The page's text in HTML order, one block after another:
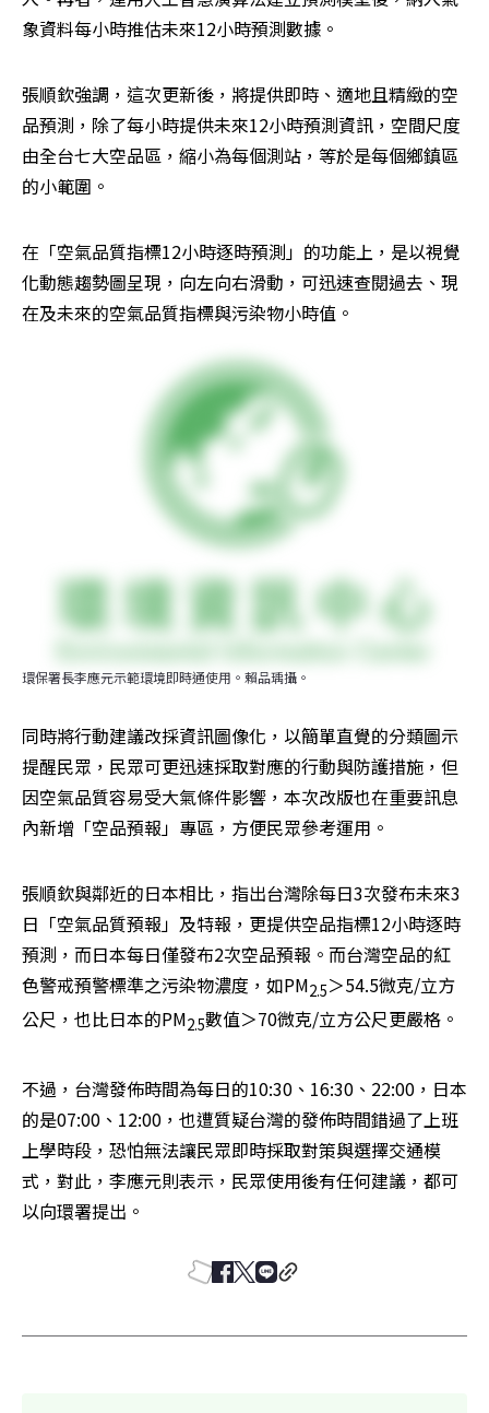
象資料每小時推估未來12小時預測數據。
張順欽強調，這次更新後，將提供即時、適地且精緻的空
品預測，除了每小時提供未來12小時預測資訊，空間尺度
由全台七大空品區，縮小為每個測站，等於是每個鄉鎮區
的小範圍。
在「空氣品質指標12小時逐時預測」的功能上，是以視覺
化動態趨勢圖呈現，向左向右滑動，可迅速查閱過去、現
在及未來的空氣品質指標與污染物小時值。
環保署長李應元示範環境即時通使用。賴品瑀攝。
同時將行動建議改採資訊圖像化，以簡單直覺的分類圖示
提醒民眾，民眾可更迅速採取對應的行動與防護措施，但
因空氣品質容易受大氣條件影響，本次改版也在重要訊息
內新增「空品預報」專區，方便民眾參考運用。
張順欽與鄰近的日本相比，指出台灣除每日3次發布未來3
日「空氣品質預報」及特報，更提供空品指標12小時逐時
預測，而日本每日僅發布2次空品預報。而台灣空品的紅
色警戒預警標準之污染物濃度，如PM2.5＞54.5微克/立方
公尺，也比日本的PM2.5數值＞70微克/立方公尺更嚴格。
不過，台灣發佈時間為每日的10:30、16:30、22:00，日本
的是07:00、12:00，也遭質疑台灣的發佈時間錯過了上班
上學時段，恐怕無法讓民眾即時採取對策與選擇交通模
式，對此，李應元則表示，民眾使用後有任何建議，都可
以向環署提出。